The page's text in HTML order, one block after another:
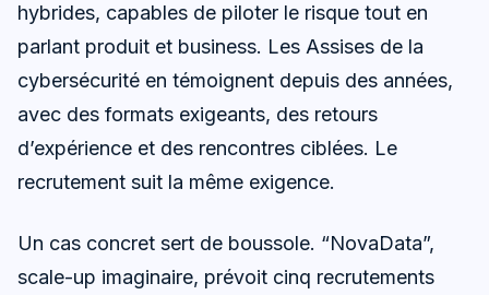
hybrides, capables de piloter le risque tout en
parlant produit et business. Les Assises de la
cybersécurité en témoignent depuis des années,
avec des formats exigeants, des retours
d’expérience et des rencontres ciblées. Le
recrutement suit la même exigence.
Un cas concret sert de boussole. “NovaData”,
scale-up imaginaire, prévoit cinq recrutements